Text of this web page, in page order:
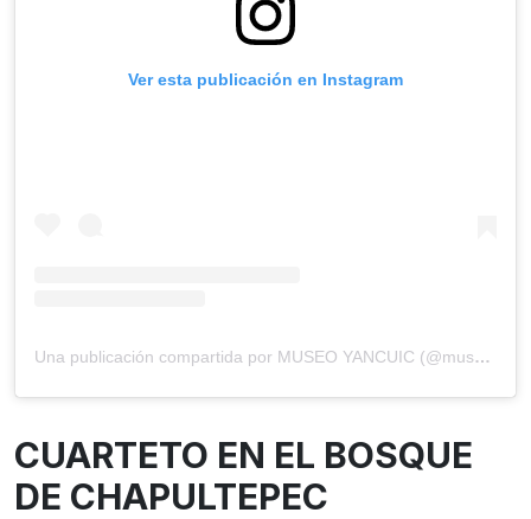
Ver esta publicación en Instagram
Una publicación compartida por MUSEO YANCUIC (@museo.yancuic)
CUARTETO EN EL BOSQUE
DE CHAPULTEPEC